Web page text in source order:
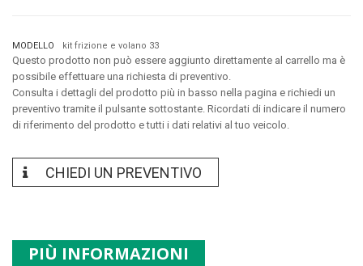
MODELLO kit frizione e volano 33
Questo prodotto non può essere aggiunto direttamente al carrello ma è
possibile effettuare una richiesta di preventivo.
Consulta i dettagli del prodotto più in basso nella pagina e richiedi un
preventivo tramite il pulsante sottostante. Ricordati di indicare il numero
di riferimento del prodotto e tutti i dati relativi al tuo veicolo.
CHIEDI UN PREVENTIVO
PIÙ INFORMAZIONI